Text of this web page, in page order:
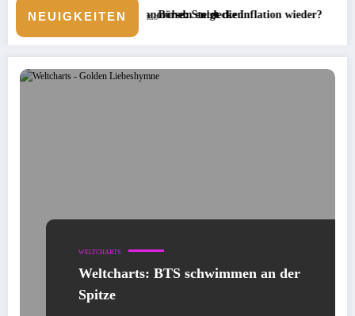
NEUIGKEITEN
entdecken
Börse: Steigt die Inflation wieder? Neue
WELTCHARTS
Weltcharts: BTS schwimmen an der
Spitze